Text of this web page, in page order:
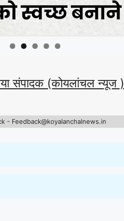
संपादक (कोयलांचल न्यूज )
- Feedback@koyalanchalnews.in